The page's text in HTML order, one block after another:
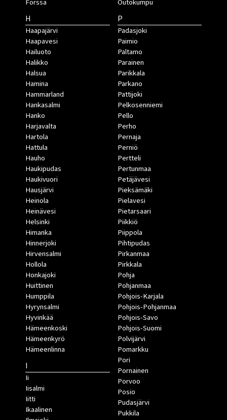
Forssa
H
Haapajärvi
Haapavesi
Hailuoto
Halikko
Halsua
Hamina
Hammarland
Hankasalmi
Hanko
Harjavalta
Hartola
Hattula
Hauho
Haukipudas
Haukivuori
Hausjärvi
Heinola
Heinävesi
Helsinki
Himanka
Hinnerjoki
Hirvensalmi
Hollola
Honkajoki
Huittinen
Humppila
Hyrynsalmi
Hyvinkää
Hämeenkoski
Hämeenkyrö
Hämeenlinna
I
Ii
Iisalmi
Iitti
Ikaalinen
Outokumpu
P
Padasjoki
Paimio
Paltamo
Parainen
Parikkala
Parkano
Pattijoki
Pelkosenniemi
Pello
Perho
Pernaja
Perniö
Pertteli
Pertunmaa
Petäjävesi
Pieksämäki
Pielavesi
Pietarsaari
Piikkiö
Piippola
Pihtipudas
Pirkanmaa
Pirkkala
Pohja
Pohjanmaa
Pohjois-Karjala
Pohjois-Pohjanmaa
Pohjois-Savo
Pohjois-Suomi
Polvijärvi
Pomarkku
Pori
Pornainen
Porvoo
Posio
Pudasjärvi
Pukkila